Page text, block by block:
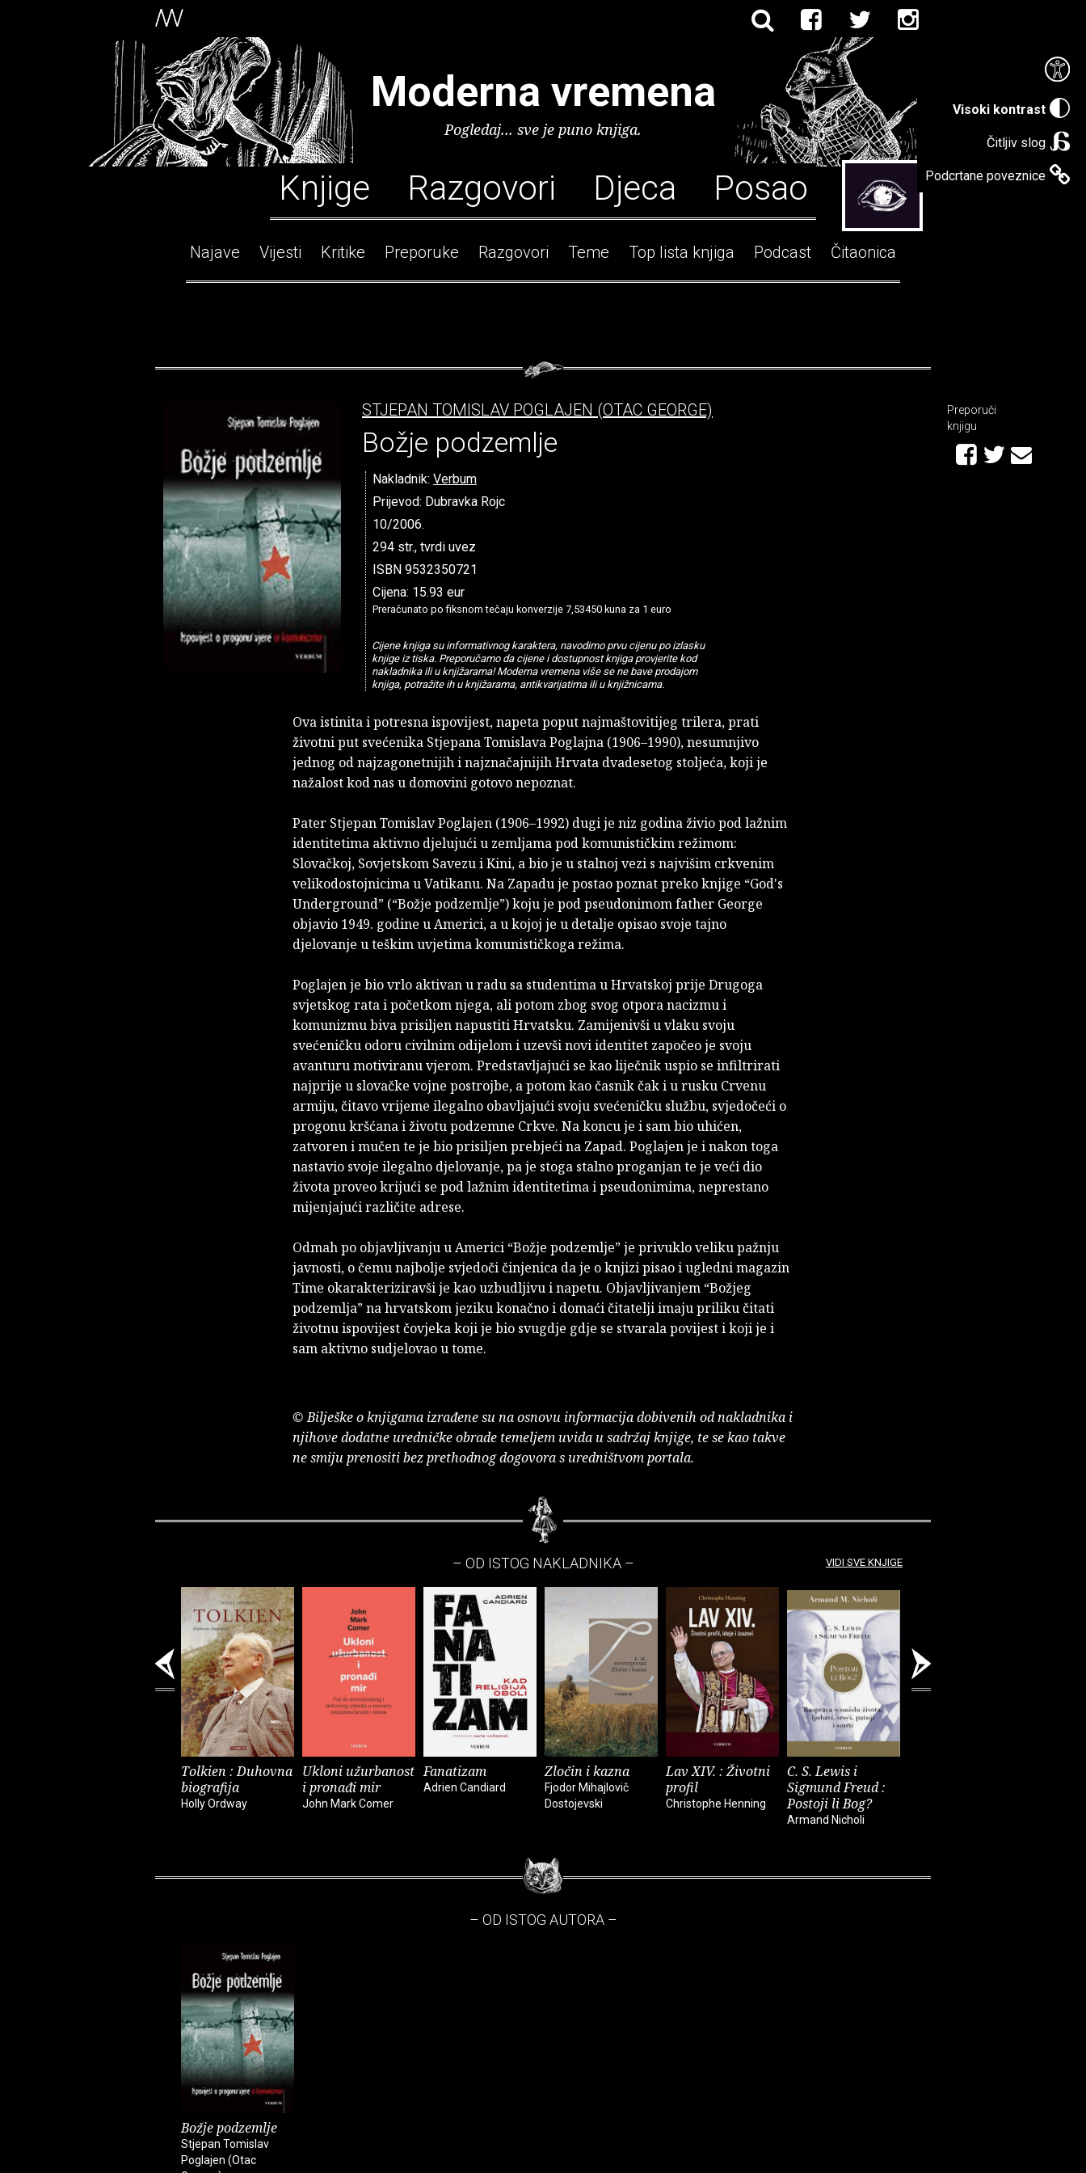
Visoki kontrast
Čitljiv slog
Podcrtane poveznice
Moderna vremena
Pogledaj... sve je puno knjiga.
Knjige Razgovori Djeca Posao
Najave Vijesti Kritike Preporuke Razgovori Teme Top lista knjiga Podcast Čitaonica
STJEPAN TOMISLAV POGLAJEN (OTAC GEORGE)
Božje podzemlje
Nakladnik: Verbum
Prijevod: Dubravka Rojc
10/2006.
294 str., tvrdi uvez
ISBN 9532350721
Cijena: 15.93 eur
Preračunato po fiksnom tečaju konverzije 7,53450 kuna za 1 euro
Cijene knjiga su informativnog karaktera, navodimo prvu cijenu po izlasku
knjige iz tiska. Preporučamo da cijene i dostupnost knjiga provjerite kod
nakladnika ili u knjižarama! Moderna vremena više se ne bave prodajom
knjiga, potražite ih u knjižarama, antikvarijatima ili u knjižnicama.
Ova istinita i potresna ispovijest, napeta poput najmaštovitijeg trilera, prati
životni put svećenika Stjepana Tomislava Poglajna (1906–1990), nesumnjivo
jednog od najzagonetnijih i najznačajnijih Hrvata dvadesetog stoljeća, koji je
nažalost kod nas u domovini gotovo nepoznat.
Pater Stjepan Tomislav Poglajen (1906–1992) dugi je niz godina živio pod lažnim
identitetima aktivno djelujući u zemljama pod komunističkim režimom:
Slovačkoj, Sovjetskom Savezu i Kini, a bio je u stalnoj vezi s najvišim crkvenim
velikodostojnicima u Vatikanu. Na Zapadu je postao poznat preko knjige “God's
Underground” (“Božje podzemlje”) koju je pod pseudonimom father George
objavio 1949. godine u Americi, a u kojoj je u detalje opisao svoje tajno
djelovanje u teškim uvjetima komunističkoga režima.
Poglajen je bio vrlo aktivan u radu sa studentima u Hrvatskoj prije Drugoga
svjetskog rata i početkom njega, ali potom zbog svog otpora nacizmu i
komunizmu biva prisiljen napustiti Hrvatsku. Zamijenivši u vlaku svoju
svećeničku odoru civilnim odijelom i uzevši novi identitet započeo je svoju
avanturu motiviranu vjerom. Predstavljajući se kao liječnik uspio se infiltrirati
najprije u slovačke vojne postrojbe, a potom kao časnik čak i u rusku Crvenu
armiju, čitavo vrijeme ilegalno obavljajući svoju svećeničku službu, svjedočeći o
progonu kršćana i životu podzemne Crkve. Na koncu je i sam bio uhićen,
zatvoren i mučen te je bio prisiljen prebjeći na Zapad. Poglajen je i nakon toga
nastavio svoje ilegalno djelovanje, pa je stoga stalno proganjan te je veći dio
života proveo krijući se pod lažnim identitetima i pseudonimima, neprestano
mijenjajući različite adrese.
Odmah po objavljivanju u Americi “Božje podzemlje” je privuklo veliku pažnju
javnosti, o čemu najbolje svjedoči činjenica da je o knjizi pisao i ugledni magazin
Time okarakteriziravši je kao uzbudljivu i napetu. Objavljivanjem “Božjeg
podzemlja” na hrvatskom jeziku konačno i domaći čitatelji imaju priliku čitati
životnu ispovijest čovjeka koji je bio svugdje gdje se stvarala povijest i koji je i
sam aktivno sudjelovao u tome.
© Bilješke o knjigama izrađene su na osnovu informacija dobivenih od nakladnika i
njihove dodatne uredničke obrade temeljem uvida u sadržaj knjige, te se kao takve
ne smiju prenositi bez prethodnog dogovora s uredništvom portala.
Preporuči
knjigu
– OD ISTOG NAKLADNIKA –
Tolkien : Duhovna
biografija
Holly Ordway
Ukloni užurbanost
i pronađi mir
John Mark Comer
Fanatizam
Adrien Candiard
Zločin i kazna
Fjodor Mihajlovič
Dostojevski
Lav XIV. : Životni
profil
Christophe Henning
C. S. Lewis i
Sigmund Freud :
Postoji li Bog?
Armand Nicholi
VIDI SVE KNJIGE
– OD ISTOG AUTORA –
Božje podzemlje
Stjepan Tomislav
Poglajen (Otac